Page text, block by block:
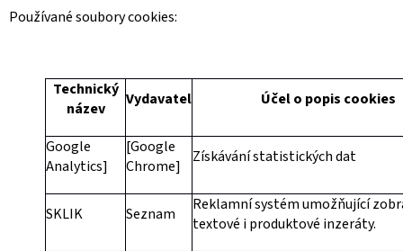
Používané soubory cookies:
Technický
název
Vydavatel Účel o popis cookies
Google
Analytics]
[Google
Chrome] Získávání statistických dat
SKLIK Seznam
Reklamní systém umožňující
textové i produktové inzeráty.